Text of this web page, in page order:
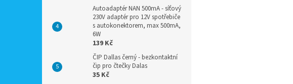
Autoadaptér NAN 500mA - síťový
230V adaptér pro 12V spotřebiče
s autokonektorem, max 500mA,
6W
139 Kč
ČIP Dallas černý - bezkontaktní
čip pro čtečky Dalas
35 Kč